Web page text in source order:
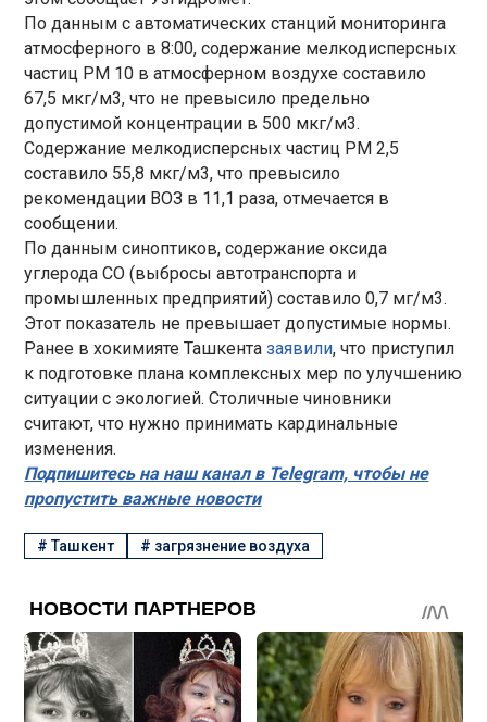
По данным с автоматических станций мониторинга
атмосферного в 8:00, содержание мелкодисперсных
частиц РМ 10 в атмосферном воздухе составило
67,5 мкг/м3, что не превысило предельно
допустимой концентрации в 500 мкг/м3.
Содержание мелкодисперсных частиц РМ 2,5
составило 55,8 мкг/м3, что превысило
рекомендации ВОЗ в 11,1 раза, отмечается в
сообщении.
По данным синоптиков, содержание оксида
углерода СО (выбросы автотранспорта и
промышленных предприятий) составило 0,7 мг/м3.
Этот показатель не превышает допустимые нормы.
Ранее в хокимияте Ташкентазаявили, что приступил
к подготовке плана комплексных мер по улучшению
ситуации с экологией. Столичные чиновники
считают, что нужно принимать кардинальные
изменения.
Подпишитесь на наш канал в Telegram, чтобы не
пропустить важные новости
#Ташкент # загрязнение воздуха